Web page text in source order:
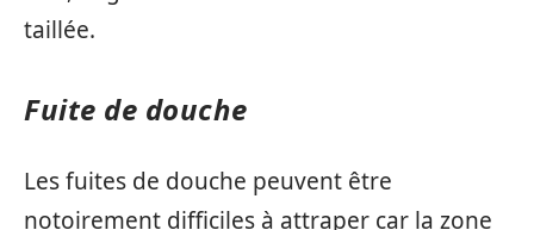
taillée.
Fuite de douche
Les fuites de douche peuvent être
notoirement difficiles à attraper car la zone